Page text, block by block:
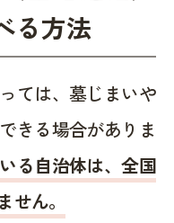
る方法
ては、墓じまいや
きる場合がありま
る自治体は、全国
ん。